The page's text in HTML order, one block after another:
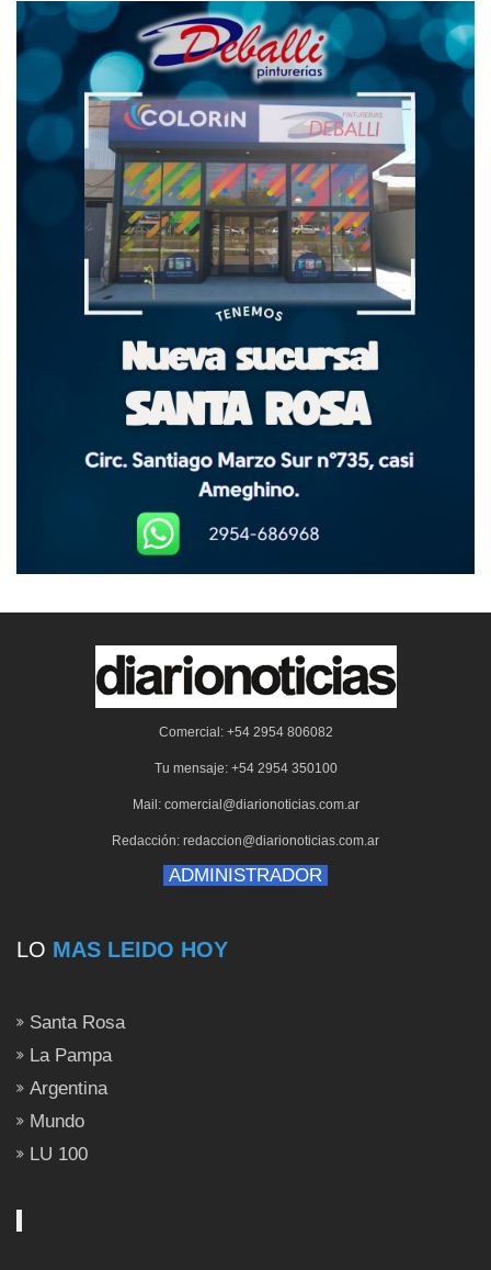
Comercial: +54 2954 806082
Tu mensaje: +54 2954 350100
Mail: comercial@diarionoticias.com.ar
Redacción: redaccion@diarionoticias.com.ar
ADMINISTRADOR
LO MAS LEIDO HOY
Santa Rosa
La Pampa
Argentina
Mundo
LU 100